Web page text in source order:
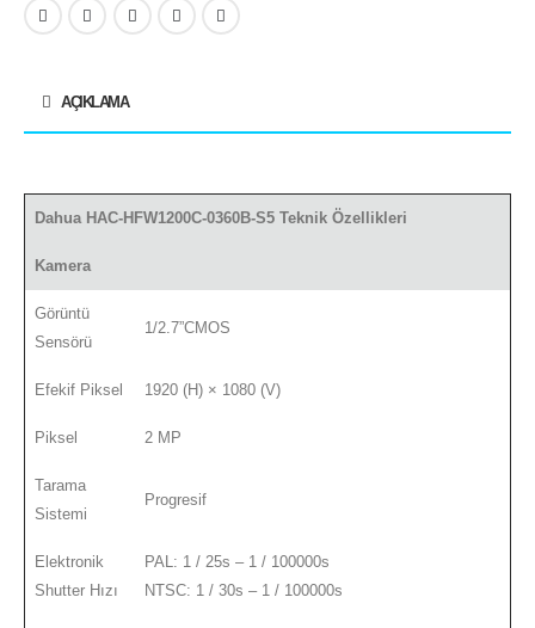
AÇIKLAMA
Dahua HAC-HFW1200C-0360B-S5 Teknik Özellikleri
Kamera
Görüntü
Sensörü
1/2.7”CMOS
Efekif Piksel 1920 (H) × 1080 (V)
Piksel 2 MP
Tarama
Sistemi
Progresif
Elektronik
Shutter Hızı
PAL: 1 / 25s – 1 / 100000s
NTSC: 1 / 30s – 1 / 100000s